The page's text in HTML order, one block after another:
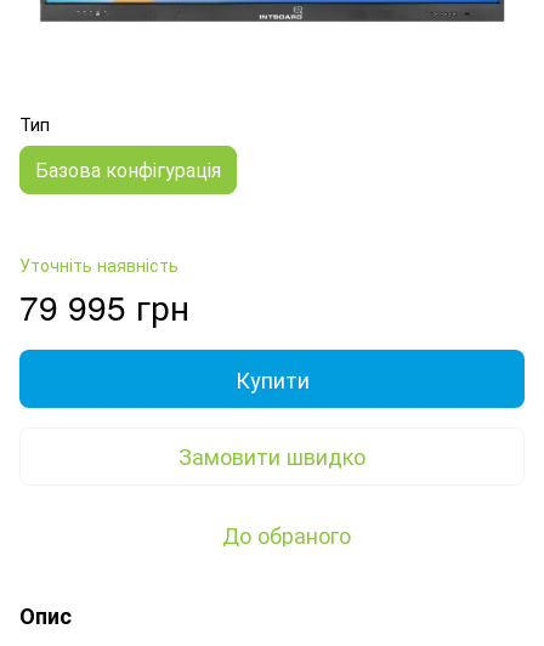
Тип
Базова конфігурація
Уточніть наявність
79 995 грн
Купити
Замовити швидко
До обраного
Опис